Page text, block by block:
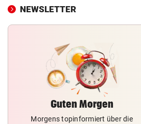
NEWSLETTER
Guten Morgen
Morgens topinformiert über die